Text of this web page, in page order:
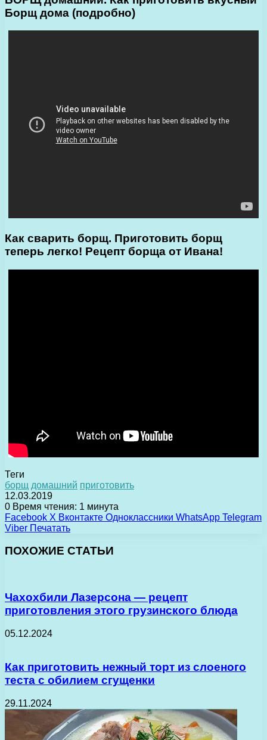
Борщ дома (подробно)
Как сварить борщ. Приготовить борщ
теперь легко! Рецепт борща от Ивана!
Теги
борщ домашний приготовить
12.03.2019
0 Время чтения: 1 минута
Facebook X Вконтакте Одноклассники WhatsApp Telegram
Viber Печатать
ПОХОЖИЕ СТАТЬИ
Чахохбили Лазерсона — рецепт
приготовления этого грузинского блюда
05.12.2024
Как приготовить нежный торт из слоеного
теста с обилием сгущенки
29.11.2024